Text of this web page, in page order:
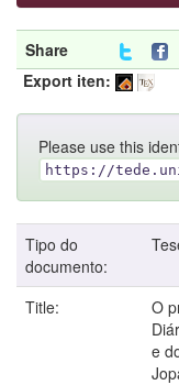
Share
Export iten:
Please use this
https://
Tipo do
documento:
Title:
O
e